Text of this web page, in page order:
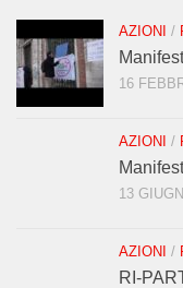
AZIONI /
16
AZIONI /
13
AZIONI /
RI-